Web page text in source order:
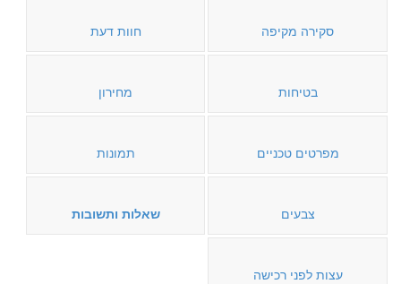
סקירה מקיפה חוות דעת
בטיחות מחירון
מפרטים טכניים תמונות
צבעים שאלות ותשובות
עצות לפני רכישה